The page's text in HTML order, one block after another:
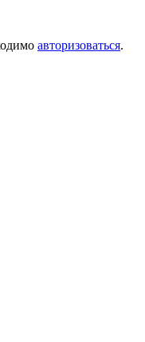
авторизоваться.